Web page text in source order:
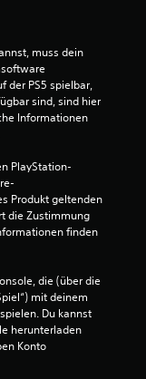
muss dein
der PS5 spielbar,
sind, sind hier
Informationen
PlayStation-
Produkt geltenden
die Zustimmung
finden
die (über die
mit deinem
Du kannst
herunterladen
Konto